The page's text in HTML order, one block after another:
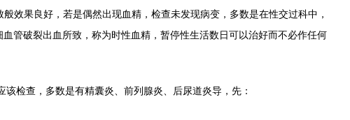
效果良好，若是偶然出现血精，检查未发现病变，多数是在性交过科中，
管破裂出血所致，称为时性血精，暂停性生活数日可以治好而不必作任何
检查，多数是有精囊炎、前列腺炎、后尿道炎导，先：